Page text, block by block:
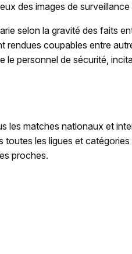
des images de surveillance
selon la gravité des faits
rendues coupables entre
le personnel de sécurité,
les matches nationaux et
les ligues et catégories
proches.